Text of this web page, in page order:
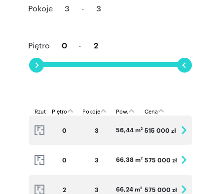
Pokoje -
Piętro -
Rzut Piętro Pokoje Pow. Cena
0 3 56,44 m2 515 000 zł
0 3 66,38 m2 575 000 zł
2 3 66,24 m2 575 000 zł